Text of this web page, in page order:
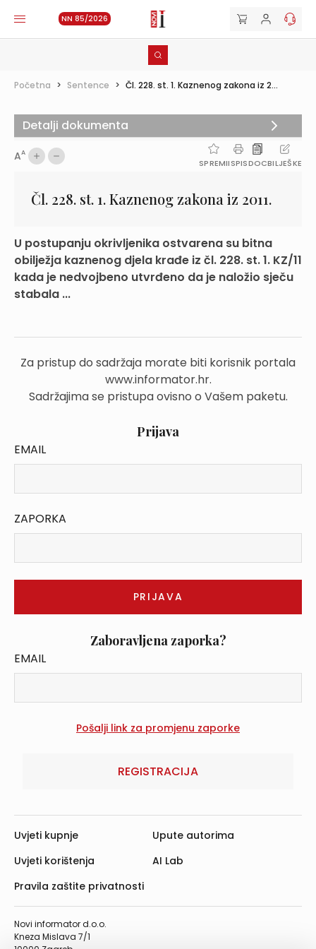
NN 85/2026
Početna > Sentence > Čl. 228. st. 1. Kaznenog zakona iz 2...
AA
SPREMIISPISDOCBILJEŠKE
Čl. 228. st. 1. Kaznenog zakona iz 2011.
U postupanju okrivljenika ostvarena su bitna
obilježja kaznenog djela krađe iz čl. 228. st. 1. KZ/11
kada je nedvojbeno utvrđeno da je naložio sječu
stabala ...
Za pristup do sadržaja morate biti korisnik portala
www.informator.hr.
Sadržajima se pristupa ovisno o Vašem paketu.
Prijava
EMAIL
ZAPORKA
Zaboravljena zaporka?
EMAIL
REGISTRACIJA
Detalji dokumenta
Novi informator d.o.o.
Kneza Mislava 7/1
Uvjeti kupnje
Uvjeti korištenja
Pravila zaštite privatnosti
Upute autorima
AI Lab